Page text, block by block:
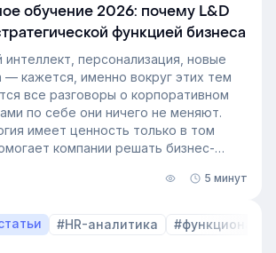
обучение 2026: почему L&D
функцией бизнеса
интеллект, персонализация, новые
— кажется, именно вокруг этих тем
все разговоры о корпоративном
по себе они ничего не меняют.
имеет ценность только в том
компании решать бизнес-
интересует уже не выбор
на компанию и можно ли этот
Такой взгляд меняет подходы к
5 минут
#HR-аналитика #функционал